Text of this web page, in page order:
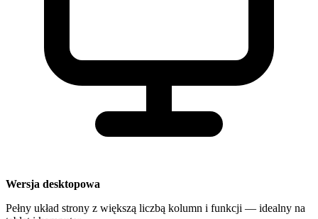
Wersja desktopowa
Pełny układ strony z większą liczbą kolumn i funkcji — idealny na